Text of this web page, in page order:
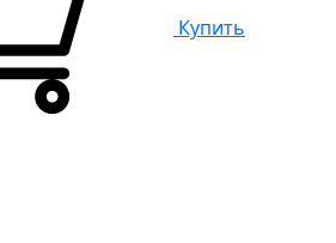
Купить